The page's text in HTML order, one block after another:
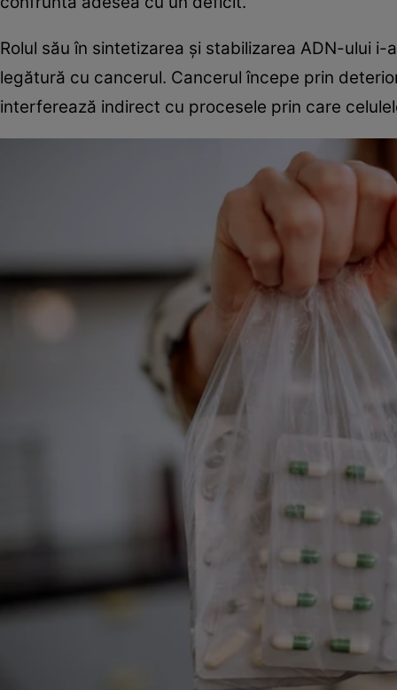
Rolul său în sintetizarea și stabilizarea ADN-ului
legătură cu cancerul. Cancerul începe prin
interferează indirect cu procesele prin care